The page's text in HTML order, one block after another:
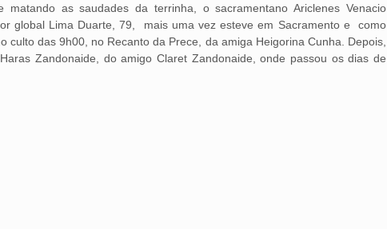
as saudades da terrinha, o sacramentano Ariclenes Venacio
global Lima Duarte, 79, mais uma vez esteve em Sacramento e como
culto das 9h00, no Recanto da Prece, da amiga Heigorina Cunha. Depois,
Zandonaide, do amigo Claret Zandonaide, onde passou os dias de